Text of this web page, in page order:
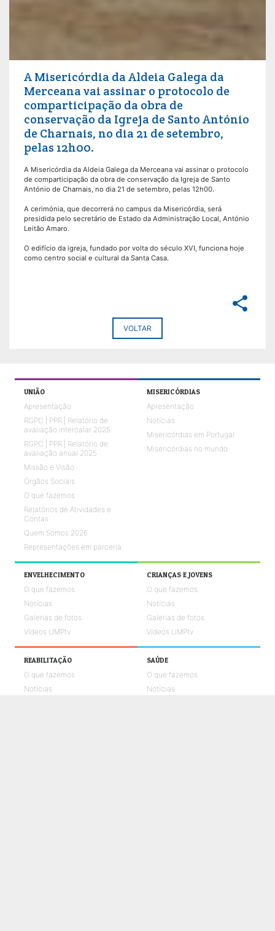
A Misericórdia da Aldeia Galega da
Merceana vai assinar o protocolo de
comparticipação da obra de
conservação da Igreja de Santo António
de Charnais, no dia 21 de setembro,
pelas 12h00.
A Misericórdia da Aldeia Galega da Merceana vai assinar o protocolo
de comparticipação da obra de conservação da Igreja de Santo
António de Charnais, no dia 21 de setembro, pelas 12h00.
A cerimónia, que decorrerá no campus da Misericórdia, será
presidida pelo secretário de Estado da Administração Local, António
Leitão Amaro.
O edifício da igreja, fundado por volta do século XVI, funciona hoje
como centro social e cultural da Santa Casa.
share
VOLTAR
UNIÃO
Apresentação
RGPC | PPR | Relatório de
avaliação intercalar 2025
RGPC | PPR | Relatório de
avaliação anual 2025
Missão e Visão
Órgãos Sociais
O que fazemos
Relatórios de Atividades e
Contas
Quem Somos 2026
Representações em parceria
MISERICÓRDIAS
Apresentação
Notícias
Misericórdias em Portugal
Misericórdias no mundo
ENVELHECIMENTO
O que fazemos
Notícias
Galerias de fotos
Vídeos UMPtv
CRIANÇAS E JOVENS
O que fazemos
Notícias
Galerias de fotos
Vídeos UMPtv
REABILITAÇÃO
O que fazemos
Notícias
SAÚDE
O que fazemos
Notícias